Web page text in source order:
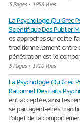
5 Pages• 1858 Vues
La Psychologie (Du Grec
Scientifique Des Publier
es approches sur cette
traditionnellement entre
pénétration est le
5 Pages• 1710 Vues
La Psychologie (Du Grec
Rationnel Des Faits
ent acceptée. ainsi les
se partagent-elles
l'objet de la